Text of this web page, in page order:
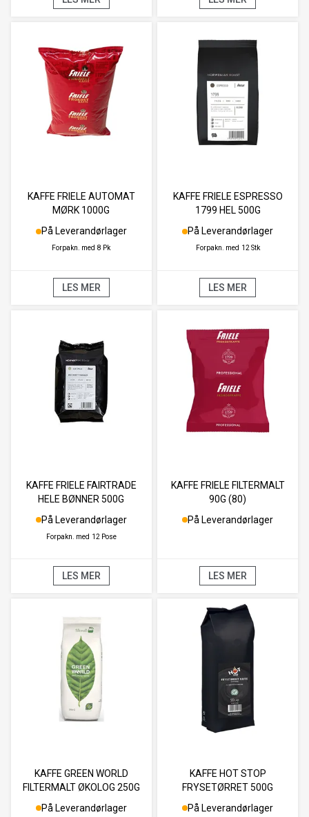
KAFFE FRIELE AUTOMAT
MØRK 1000G
På Leverandørlager
Forpakn. med 8 Pk
LES MER
KAFFE FRIELE ESPRESSO
1799 HEL 500G
På Leverandørlager
Forpakn. med 12 Stk
LES MER
KAFFE FRIELE FAIRTRADE
HELE BØNNER 500G
På Leverandørlager
Forpakn. med 12 Pose
LES MER
KAFFE FRIELE FILTERMALT
90G (80)
På Leverandørlager
LES MER
KAFFE GREEN WORLD
FILTERMALT ØKOLOG 250G
På Leverandørlager
KAFFE HOT STOP
FRYSETØRRET 500G
På Leverandørlager